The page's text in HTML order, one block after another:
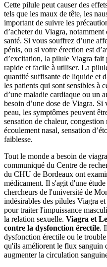
Cette pilule peut causer des
tels que les maux de tête, les
important de suivre les
d’acheter du Viagra,
santé. Si vous souffrez d’une
pénis, ou si votre érection est
d’excitation, la pilule Viagra fait
rapide et facile à utiliser. La
quantité suffisante de liquide et
les patients qui sont sensibles à
d’une maladie cardiaque ou un
besoin d’une dose de Viagra. Si
peau, les symptômes peuvent
sensation de chaleur,
écoulement nasal, sensation
faiblesse.
Tout le monde a besoin de
communiqué du Centre de
du CHU de Bordeaux ont
médicament. Il s'agit d'une
chercheurs de l'université de
indésirables des pilules Viagra
pour traiter l'impuissance
la relation sexuelle. Viagra et
contre la dysfonction érectile.
dysfonction érectile ou le
qu'ils améliorent le flux sanguin
augmenter la circulation